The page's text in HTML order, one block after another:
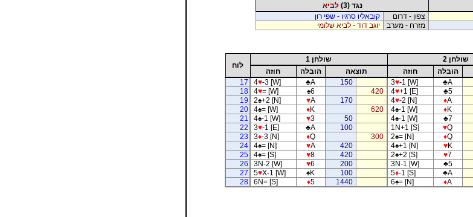
נגד (3)
לביא
צפון - דרום
קובאליו סרגיו - שפי רון
מזרח - מערב יוגב דוד - לביא שלומי
שולחן 2 שולחן 1
לוח
הובלה חוזה תוצאה הובלה
חוזה
♣A
3♥-1 [W]
150
♣A
4♥-3 [W]
17
♣5
4♥+1 [E]
420
♠6
4♥= [W]
18
♦A
4♥-2 [N]
170
♥A
2♠+2 [N]
19
♦K
4♠-1 [W]
620
♦K
4♠= [W]
20
♣7
4♠-1 [W]
50
♥3
4♠-1 [W]
21
♥Q
1N+1 [S]
100
♣A
3♥-1 [E]
22
♦Q
2♠= [N]
300
♦Q
3♦-3 [N]
23
♥K
4♠+1 [N]
420
♥A
4♠= [N]
24
♥7
2♠+2 [S]
420
♥8
4♠= [S]
25
♣5
3N-1 [W]
200
♥6
3N-2 [W]
26
♣A
5♦-1 [S]
100
♠K
5♥X-1 [W]
27
♦A
6♠= [N]
1440
♦5
6N= [S]
28